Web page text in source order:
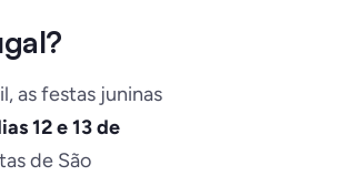
as festas juninas
12 e 13 de
de São